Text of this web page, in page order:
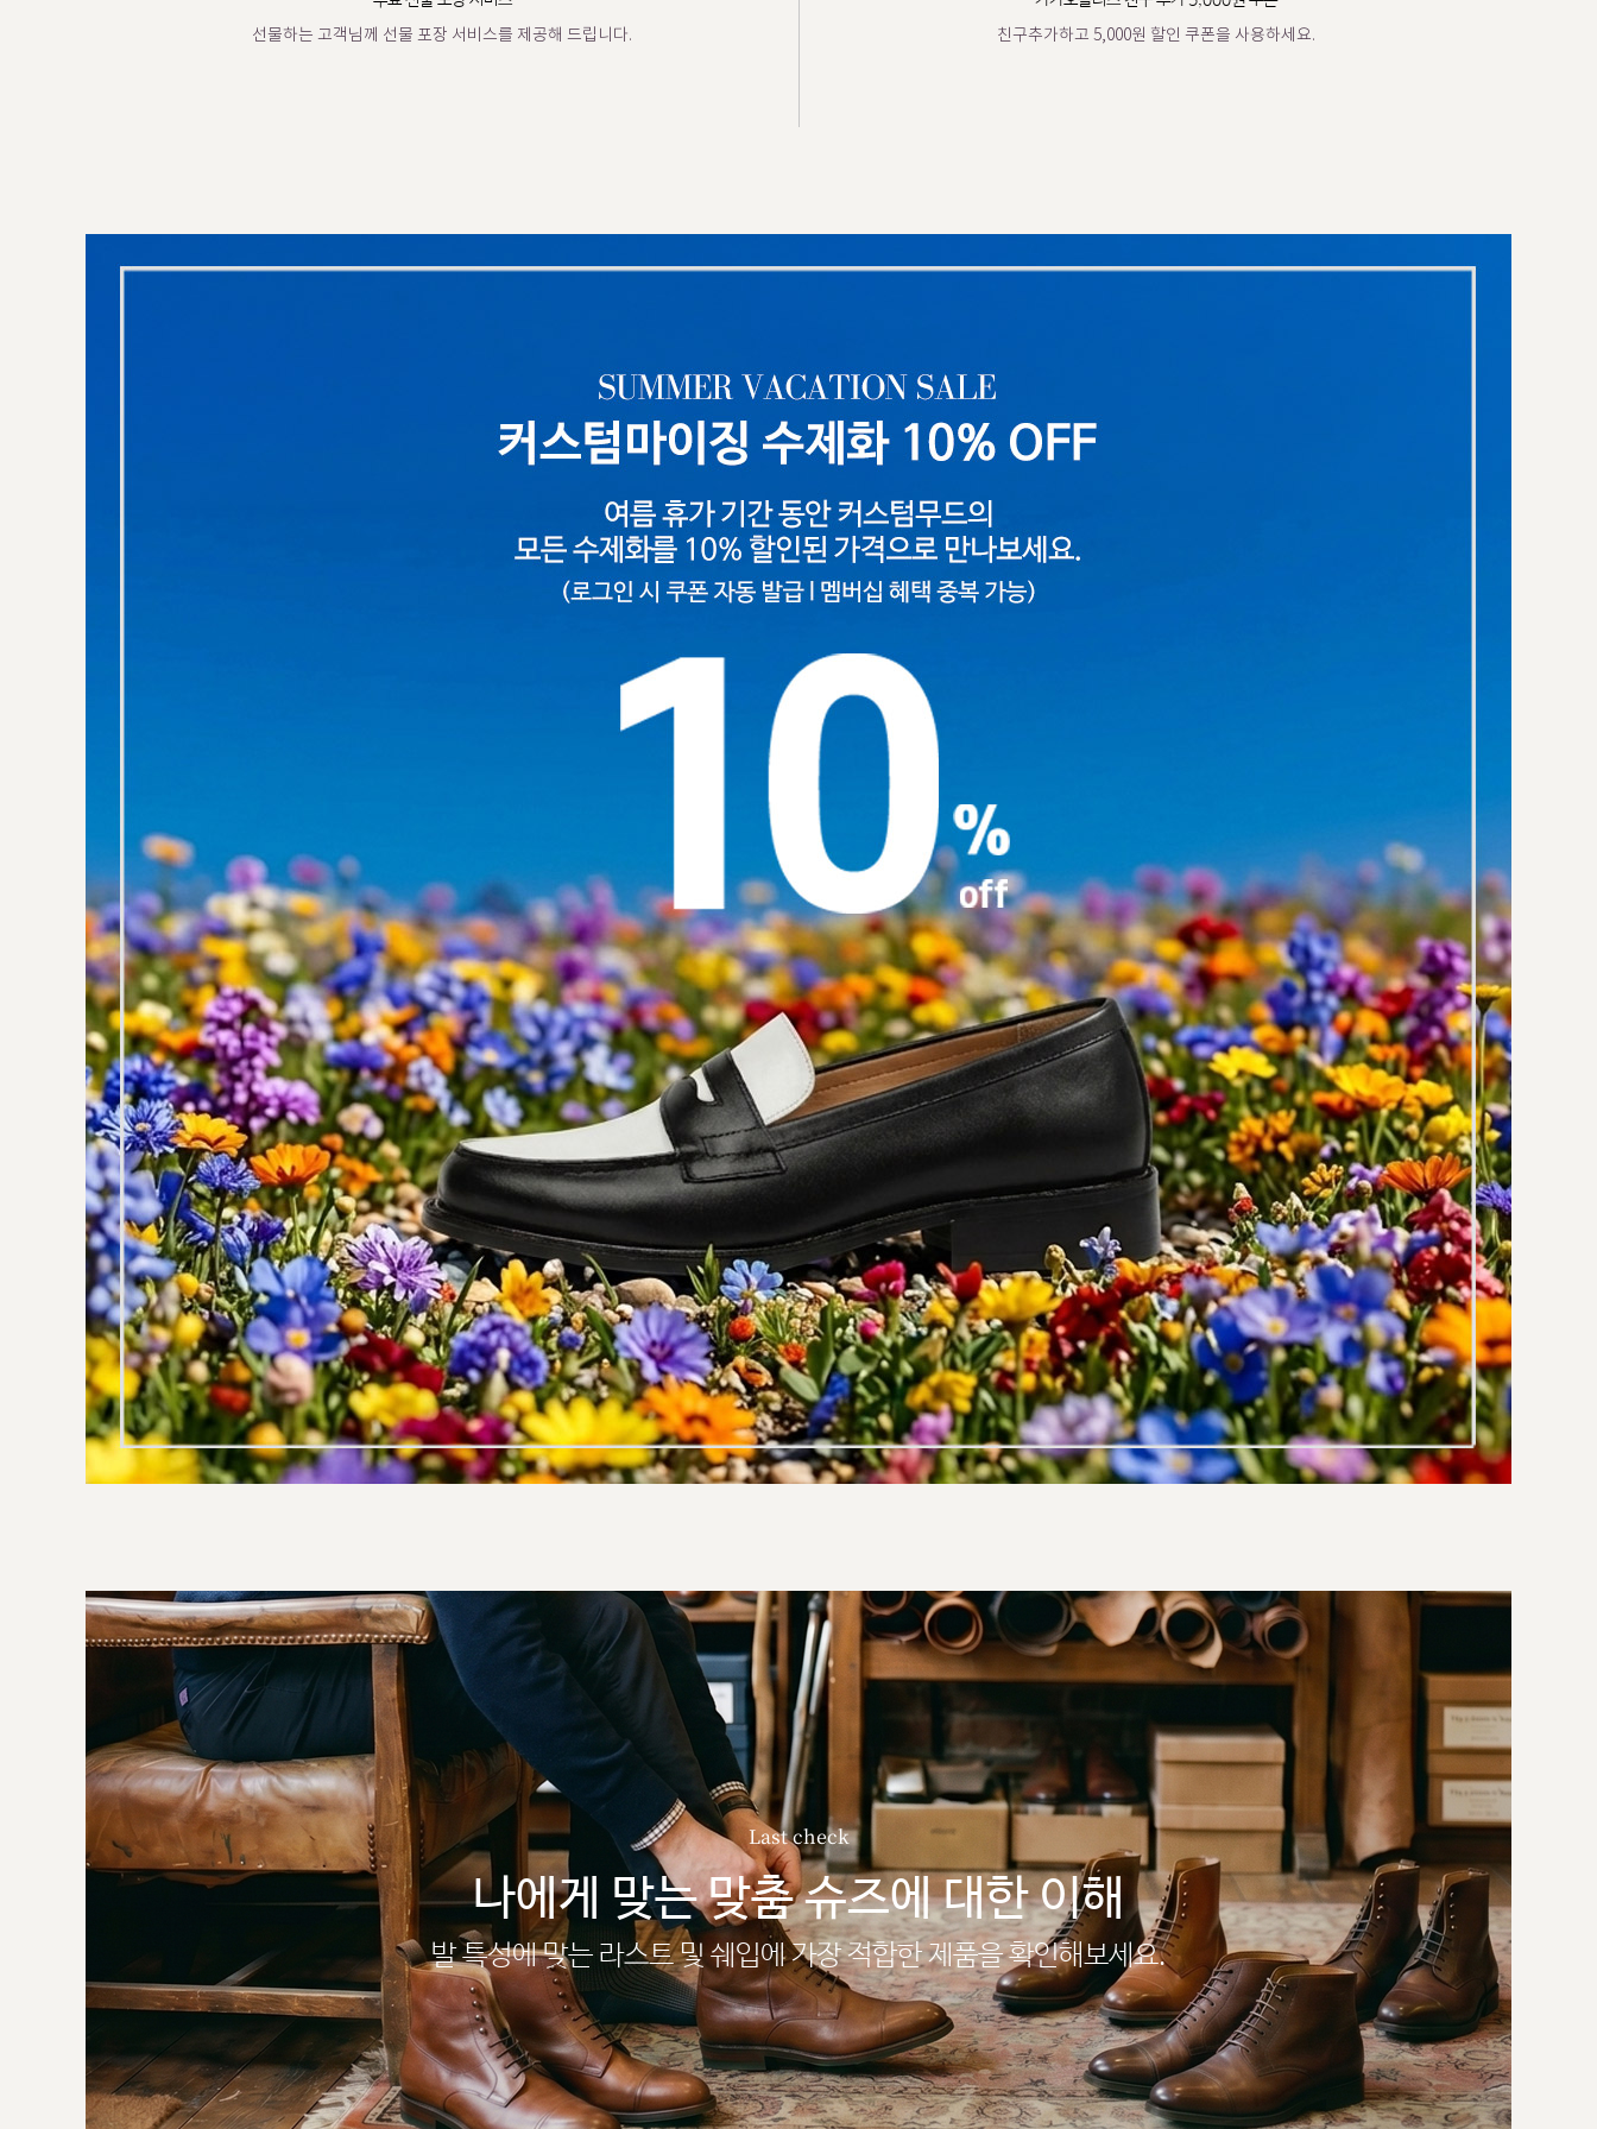
선물하는 고객님께 선물 포장 서비스를 제공해 드립니다.
친구추가하고 5,000원 할인 쿠폰을 사용하세요.
Last check
나에게 맞는 맞춤 슈즈에 대한 이해
발 특성에 맞는 라스트 및 쉐입에 가장 적합한 제품을 확인해보세요.